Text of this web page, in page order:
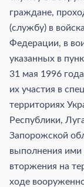
граждане,
(службу) в
Федерации, в
указанных в
31 мая 1996
их участия в
территориях
Республики,
Запорожской
выполнения
вторжения на
ходе